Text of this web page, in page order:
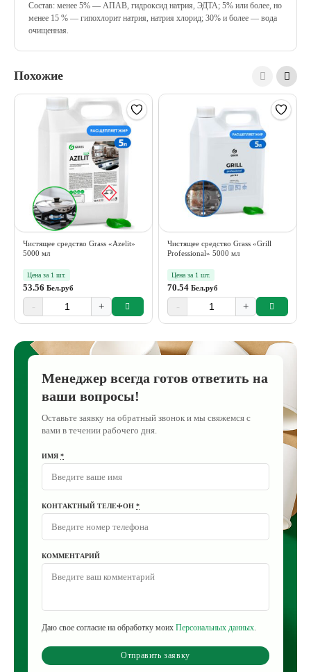
Состав: менее 5% — АПАВ, гидроксид натрия, ЭДТА; 5% или более, но
менее 15 % — гипохлорит натрия, натрия хлорид; 30% и более — вода
очищенная.
Похожие
Чистящее средство Grass «Azelit»
5000 мл
Цена за 1 шт.
53.56 Бел.руб
- +
Чистящее средство Grass «Grill
Professional» 5000 мл
Цена за 1 шт.
70.54 Бел.руб
- +
Менеджер всегда готов ответить на
ваши вопросы!
Оставьте заявку на обратный звонок и мы свяжемся с
вами в течении рабочего дня.
ИМЯ *
КОНТАКТНЫЙ ТЕЛЕФОН *
КОММЕНТАРИЙ
Даю свое согласие на обработку моих Персональных данных.
Отправить заявку